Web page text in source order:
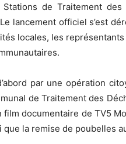
Stations de Traitement
lancement officiel s’est
locales, les représentants
par une opération
de Traitement des
film documentaire de TV5
la remise de poubelles